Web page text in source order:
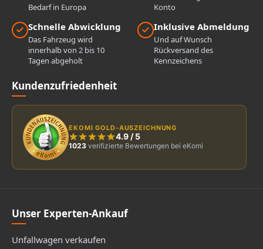
Bedarf in Europa
Konto
Schnelle Abwicklung
Das Fahrzeug wird
innerhalb von 2 bis 10
Tagen abgeholt
Inklusive Abmeldung
Und auf Wunsch
Rückversand des
Kennzeichens
Kundenzufriedenheit
EKOMI GOLD-AUSZEICHNUNG
4.9 /5
1023 verifizierte Bewertungen bei eKomi
Unser Experten-Ankauf
Unfallwagen verkaufen